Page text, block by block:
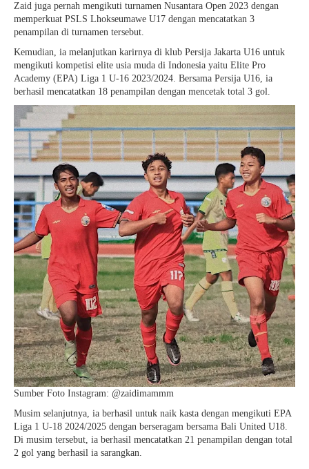
Zaid juga pernah mengikuti turnamen Nusantara Open 2023 dengan
memperkuat PSLS Lhokseumawe U17 dengan mencatatkan 3
penampilan di turnamen tersebut.
Kemudian, ia melanjutkan karirnya di klub Persija Jakarta U16 untuk
mengikuti kompetisi elite usia muda di Indonesia yaitu Elite Pro
Academy (EPA) Liga 1 U-16 2023/2024. Bersama Persija U16, ia
berhasil mencatatkan 18 penampilan dengan mencetak total 3 gol.
Sumber Foto Instagram: @zaidimammm
Musim selanjutnya, ia berhasil untuk naik kasta dengan mengikuti EPA
Liga 1 U-18 2024/2025 dengan berseragam bersama Bali United U18.
Di musim tersebut, ia berhasil mencatatkan 21 penampilan dengan total
2 gol yang berhasil ia sarangkan.